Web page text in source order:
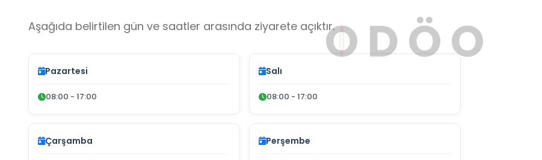
O DÖO
Aşağıda belirtilen gün ve saatler arasında ziyarete açıktır.
Pazartesi
08:00 - 17:00
Salı
08:00 - 17:00
Çarşamba Perşembe